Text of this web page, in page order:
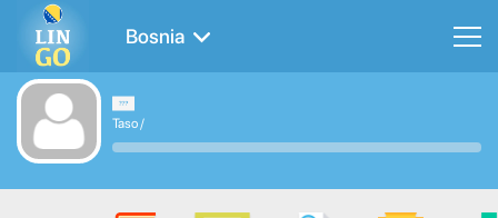
Bosnia
Taso/